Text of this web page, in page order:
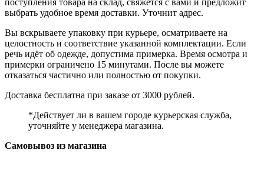
выбрать удобное время доставки. Уточнит адрес.
Вы вскрываете упаковку при курьере, осматриваете на
целостность и соответствие указанной комплектации. Если
речь идёт об одежде, допустима примерка. Время осмотра и
примерки ограничено 15 минутами. После вы можете
отказаться частично или полностью от покупки.
Доставка бесплатна при заказе от 3000 рублей.
*Действует ли в вашем городе курьерская служба,
уточняйте у менеджера магазина.
Самовывоз из магазина